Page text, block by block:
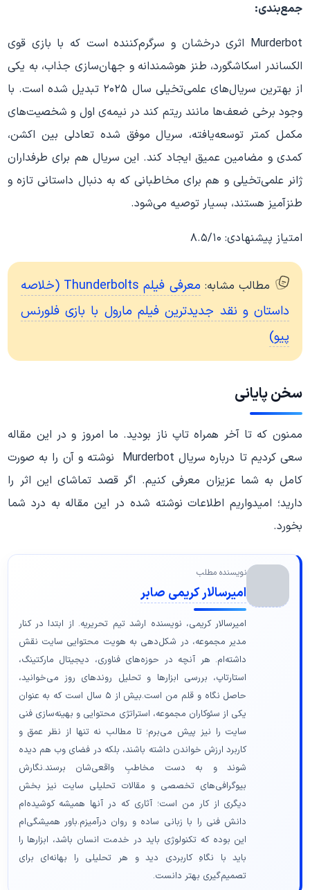
جمع‌بندی:
Murderbot اثری درخشان و سرگرم‌کننده است که با بازی قوی
الکساندر اسکاشگورد، طنز هوشمندانه و جهان‌سازی جذاب، به یکی
از بهترین سریال‌های علمی‌تخیلی سال ۲۰۲۵ تبدیل شده است. با
وجود برخی ضعف‌ها مانند ریتم کند در نیمه‌ی اول و شخصیت‌های
مکمل کمتر توسعه‌یافته، سریال موفق شده تعادلی بین اکشن،
کمدی و مضامین عمیق ایجاد کند. این سریال هم برای طرفداران
ژانر علمی‌تخیلی و هم برای مخاطبانی که به دنبال داستانی تازه و
طنزآمیز هستند، بسیار توصیه می‌شود.
امتیاز پیشنهادی: ۸.۵/۱۰
مطالب مشابه:
معرفی فیلم Thunderbolts (خلاصه
داستان و نقد جدیدترین فیلم مارول با بازی فلورنس
پیو)
سخن پایانی
ممنون که تا آخر همراه تاپ ناز بودید. ما امروز و در این مقاله
سعی کردیم تا درباره سریال Murderbot نوشته و آن را به صورت
کامل به شما عزیزان معرفی کنیم. اگر قصد تماشای این اثر را
دارید؛ امیدواریم اطلاعات نوشته شده در این مقاله به درد شما
بخورد.
نویسنده مطلب
امیرسالار کریمی صابر
امیرسالار کریمی، نویسنده ارشد تیم تحریریه. از ابتدا در کنار
مدیر مجموعه، در شکل‌دهی به هویت محتوایی سایت نقش
داشته‌ام. هر آنچه در حوزه‌های فناوری، دیجیتال مارکتینگ،
استارتاپ، بررسی ابزارها و تحلیل روندهای روز می‌خوانید،
حاصل نگاه و قلم من است.بیش از ۵ سال است که به عنوان
یکی از سئوکاران مجموعه، استراتژی محتوایی و بهینه‌سازی فنی
سایت را نیز پیش می‌برم؛ تا مطالب نه تنها از نظر عمق و
کاربرد ارزش خواندن داشته باشند، بلکه در فضای وب هم دیده
شوند و به دست مخاطبِ واقعی‌شان برسند.نگارش
بیوگرافی‌های تخصصی و مقالات تحلیلی سایت نیز بخش
دیگری از کار من است؛ آثاری که در آنها همیشه کوشیده‌ام
دانش فنی را با زبانی ساده و روان درآمیزم.باور همیشگی‌ام
این بوده که تکنولوژی باید در خدمت انسان باشد، ابزارها را
باید با نگاهِ کاربردی دید و هر تحلیلی را بهانه‌ای برای
تصمیم‌گیری بهتر دانست.